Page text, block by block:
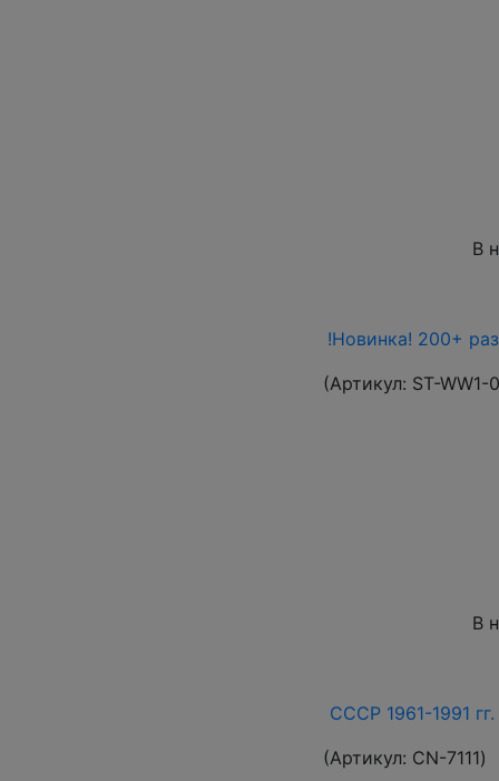
В
!Новинка! 200+
(Артикул: ST-
В
СССР 1961-1991
(Артикул: СN-7111)